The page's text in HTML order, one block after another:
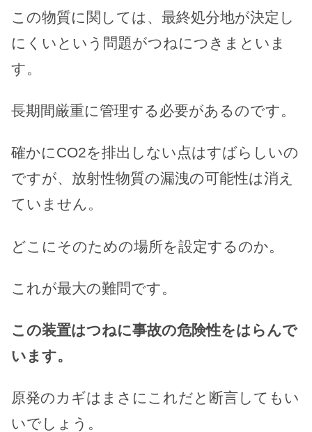
この物質に関しては、最終処分地が決定し
にくいという問題がつねにつきまといま
す。
長期間厳重に管理する必要があるのです。
確かにCO2を排出しない点はすばらしいの
ですが、放射性物質の漏洩の可能性は消え
ていません。
どこにそのための場所を設定するのか。
これが最大の難問です。
この装置はつねに事故の危険性をはらんで
います。
原発のカギはまさにこれだと断言してもい
いでしょう。